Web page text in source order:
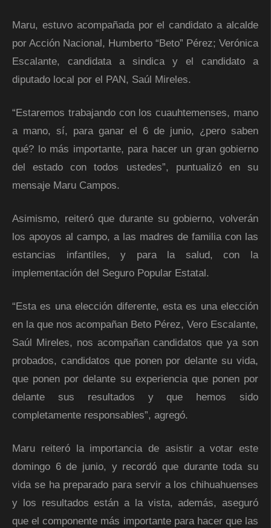
Maru, estuvo acompañada por el candidato a alcalde
por Acción Nacional, Humberto “Beto” Pérez; Verónica
Escalante, candidata a sindica y el candidato a
diputado local por el PAN, Saúl Mireles.
“Estaremos trabajando con los cuauhtemenses, mano
a mano, sí, para ganar el 6 de junio, ¿pero saben
qué? lo más importante, para hacer un gran gobierno
del estado con todos ustedes”, puntualizó en su
mensaje Maru Campos.
Asimismo, reiteró que durante su gobierno, volverán
los apoyos al campo, a las madres de familia con las
estancias infantiles, y para la salud, con la
implementación del Seguro Popular Estatal.
“Esta es una elección diferente, esta es una elección
en la que nos acompañan Beto Pérez, Vero Escalante,
Saúl Mireles, nos acompañan candidatos que ya son
probados, candidatos que ponen por delante su vida,
que ponen por delante su experiencia que ponen por
delante sus resultados y que hemos sido
completamente responsables”, agregó.
Maru reiteró la importancia de asistir a votar este
domingo 6 de junio, y recordó que durante toda su
vida se ha preparado para servir a los chihuahuenses
y los resultados están a la vista, además, aseguró
que el componente más importante para hacer que las